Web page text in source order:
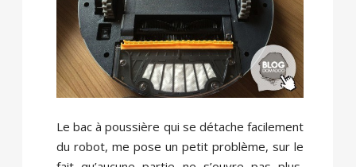
Le bac à poussière qui se détache facilement
du robot, me pose un petit problème, sur le